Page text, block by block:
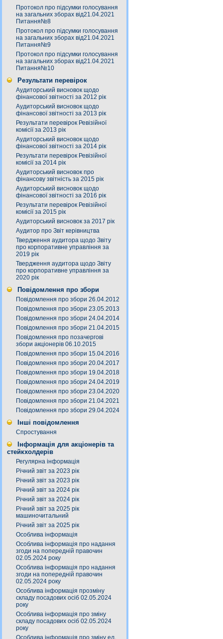
Протокол про підсумки голосування
на загальних зборах від21.04.2021
Питання№8
Протокол про підсумки голосування
на загальних зборах від21.04.2021
Питання№9
Протокол про підсумки голосування
на загальних зборах від21.04.2021
Питання№10
Результати перевірок
Аудиторський висновок щодо
фінансової звітності за 2012 рік
Аудиторський висновок щодо
фінансової звітності за 2013 рік
Результати перевірок Ревізійної
комісії за 2013 рік
Аудиторський висновок щодо
фінансової звітності за 2014 рік
Результати перевірок Ревізійної
комісії за 2014 рік
Аудиторський висновок про
фінансову звітність за 2015 рік
Аудиторський висновок щодо
фінансової звітності за 2016 рік
Результати перевірок Ревізійної
комісії за 2015 рік
Аудиторський висновок за 2017 рік
Аудитор про Звіт керівництва
Твердження аудитора щодо Звіту
про корпоративне управління за
2019 рік
Твердження аудитора щодо Звіту
про корпоративне управління за
2020 рік
Повідомлення про збори
Повідомлення про збори 26.04.2012
Повідомлення про збори 23.05.2013
Повідомлення про збори 24.04.2014
Повідомлення про збори 21.04.2015
Повідомлення про позачергові
збори акціонерів 06.10.2015
Повідомлення про збори 15.04.2016
Повідомлення про збори 20.04.2017
Повідомлення про збори 19.04.2018
Повідомлення про збори 24.04.2019
Повідомлення про збори 23.04.2020
Повідомлення про збори 21.04.2021
Повідомлення про збори 29.04.2024
Інші повідомлення
Спростування
Інформація для акціонерів та
стейкхолдерів
Регулярна інформація
Річний звіт за 2023 рік
Річний звіт за 2023 рік
Річний звіт за 2024 рік
Річний звіт за 2024 рік
Річний звіт за 2025 рік
машиночитальний
Річний звіт за 2025 рік
Особлива інформація
Особлива інформація про надання
згоди на попередній правочин
02.05.2024 року
Особлива інформація про надання
згоди на попередній правочин
02.05.2024 року
Особлива інформація прозміну
складу посадових осіб 02.05.2024
року
Особлива інформація про зміну
складу посадових осіб 02.05.2024
року
Особлива інформація про зміну ел.